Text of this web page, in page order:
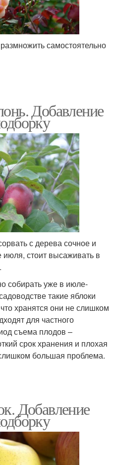
самостоятельно
Добавление
с дерева сочное и
июля, стоит высаживать в
собирать уже в июле-
такие яблоки
хранятся они не слишком
для частного
съема плодов –
срок хранения и плохая
большая проблема.
Добавление